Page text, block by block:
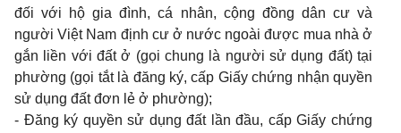
đối với hộ gia đình, cá nhân, cộng đồng dân cư và
người Việt Nam định cư ở nước ngoài được mua nhà ở
gắn liền với đất ở (gọi chung là người sử dụng đất) tại
phường (gọi tắt là đăng ký, cấp Giấy chứng nhận quyền
sử dụng đất đơn lẻ ở phường);
- Đăng ký quyền sử dụng đất lần đầu, cấp Giấy chứng